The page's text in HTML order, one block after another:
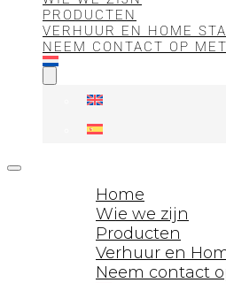
PRODUCTEN
VERHUUR EN HOME
NEEM CONTACT OP MET
Home
Wie we zijn
Producten
Verhuur en
Neem contact